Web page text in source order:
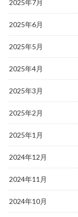
2025年7月
2025年6月
2025年5月
2025年4月
2025年3月
2025年2月
2025年1月
2024年12月
2024年11月
2024年10月